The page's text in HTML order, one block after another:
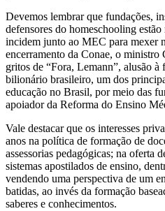
Devemos lembrar que fundações,
defensores do homeschooling
incidem junto ao MEC para mexer
encerramento da Conae, o
gritos de “Fora, Lemann”, alusão à
bilionário brasileiro, um dos
educação no Brasil, por meio das
apoiador da Reforma do Ensino
Vale destacar que os interesses
anos na política de formação de
assessorias pedagógicas; na oferta
sistemas apostilados de ensino,
vendendo uma perspectiva de um
batidas, ao invés da formação
saberes e conhecimentos.